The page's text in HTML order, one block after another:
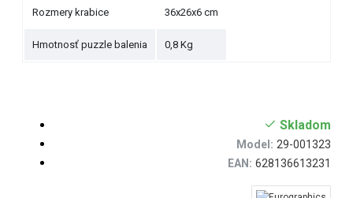
Rozmery krabice 36x26x6 cm
Hmotnosť puzzle balenia 0,8 Kg
Skladom
Model: 29-001323
EAN: 628136613231